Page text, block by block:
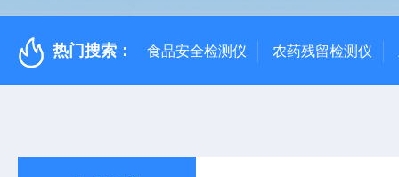
热门搜索： 食品安全检测仪 农药残留检测仪